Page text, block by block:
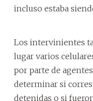
incluso estaba
Los intervinientes
lugar varios
por parte de
determinar si
detenidas o si